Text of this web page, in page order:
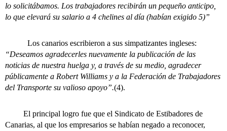
lo solicitábamos. Los trabajadores recibirán un pequeño anticipo,
lo que elevará su salario a 4 chelines al día (habían exigido 5)”
Los canarios escribieron a sus simpatizantes ingleses:
“Deseamos agradecerles nuevamente la publicación de las
noticias de nuestra huelga y, a través de su medio, agradecer
públicamente a Robert Williams y a la Federación de Trabajadores
del Transporte su valioso apoyo”.(4).
El principal logro fue que el Sindicato de Estibadores de
Canarias, al que los empresarios se habían negado a reconocer,